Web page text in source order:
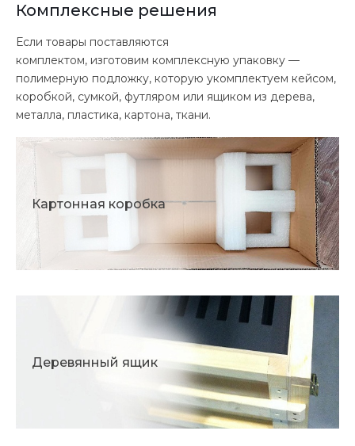
Комплексные решения
Если товары поставляются
комплектом, изготовим комплексную упаковку —
полимерную подложку, которую укомплектуем кейсом,
коробкой, сумкой, футляром или ящиком из дерева,
металла, пластика, картона, ткани.
Картонная коробка
Деревянный ящик